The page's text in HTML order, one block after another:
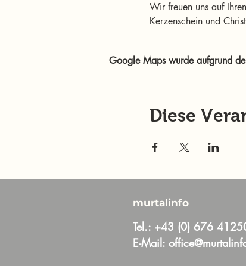
Wir freuen uns auf
Kerzenschein und
Google Maps wurde aufgrund
Diese
murtalinfo
Tel.: +43 (0) 676
E-Mail: